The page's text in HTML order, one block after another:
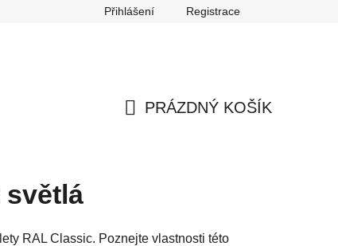
Reklamace Odstoupení od smlouvy
Přihlášení Registrace
PRÁZDNÝ KOŠÍK
světlá
RAL Classic. Poznejte vlastnosti této